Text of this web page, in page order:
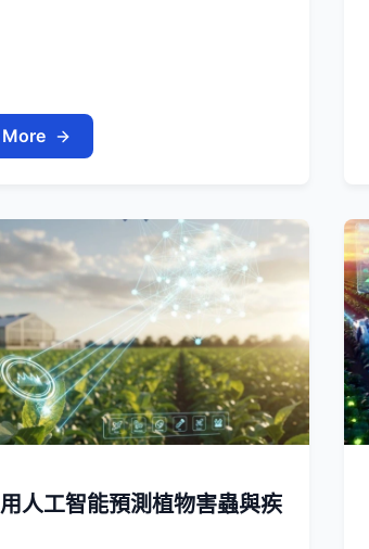
More
人工智能預測植物害蟲與疾